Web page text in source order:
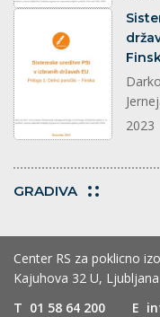
2023
GRADIVA
Center RS za poklicno
Kajuhova 32 U, Ljubljana
T 01 58 64 200 E